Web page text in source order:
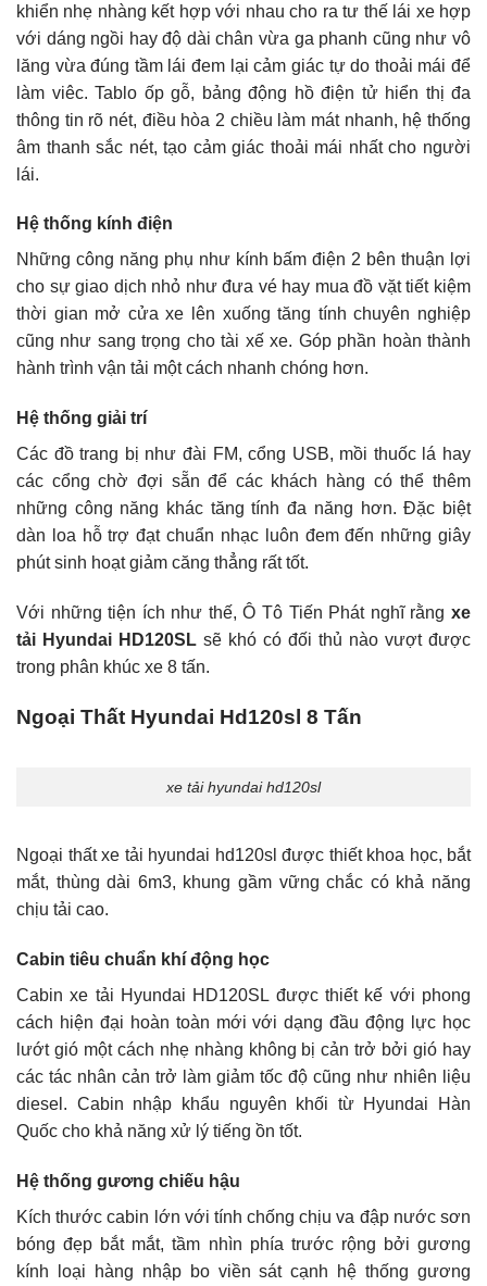
khiển nhẹ nhàng kết hợp với nhau cho ra tư thế lái xe hợp
với dáng ngồi hay độ dài chân vừa ga phanh cũng như vô
lăng vừa đúng tầm lái đem lại cảm giác tự do thoải mái để
làm viêc. Tablo ốp gỗ, bảng động hồ điện tử hiển thị đa
thông tin rõ nét, điều hòa 2 chiều làm mát nhanh, hệ thống
âm thanh sắc nét, tạo cảm giác thoải mái nhất cho người
lái.
Hệ thống kính điện
Những công năng phụ như kính bấm điện 2 bên thuận lợi
cho sự giao dịch nhỏ như đưa vé hay mua đồ vặt tiết kiệm
thời gian mở cửa xe lên xuống tăng tính chuyên nghiệp
cũng như sang trọng cho tài xế xe. Góp phần hoàn thành
hành trình vận tải một cách nhanh chóng hơn.
Hệ thống giải trí
Các đồ trang bị như đài FM, cổng USB, mồi thuốc lá hay
các cổng chờ đợi sẵn để các khách hàng có thể thêm
những công năng khác tăng tính đa năng hơn. Đặc biệt
dàn loa hỗ trợ đạt chuẩn nhạc luôn đem đến những giây
phút sinh hoạt giảm căng thẳng rất tốt.
Với những tiện ích như thế, Ô Tô Tiến Phát nghĩ rằng xe
tải Hyundai HD120SL sẽ khó có đối thủ nào vượt được
trong phân khúc xe 8 tấn.
Ngoại Thất Hyundai Hd120sl 8 Tấn
xe tải hyundai hd120sl
Ngoại thất xe tải hyundai hd120sl được thiết khoa học, bắt
mắt, thùng dài 6m3, khung gầm vững chắc có khả năng
chịu tải cao.
Cabin tiêu chuẩn khí động học
Cabin xe tải Hyundai HD120SL được thiết kế với phong
cách hiện đại hoàn toàn mới với dạng đầu động lực học
lướt gió một cách nhẹ nhàng không bị cản trở bởi gió hay
các tác nhân cản trở làm giảm tốc độ cũng như nhiên liệu
diesel. Cabin nhập khẩu nguyên khối từ Hyundai Hàn
Quốc cho khả năng xử lý tiếng ồn tốt.
Hệ thống gương chiếu hậu
Kích thước cabin lớn với tính chống chịu va đập nước sơn
bóng đẹp bắt mắt, tầm nhìn phía trước rộng bởi gương
kính loại hàng nhập bo viền sát cạnh hệ thống gương